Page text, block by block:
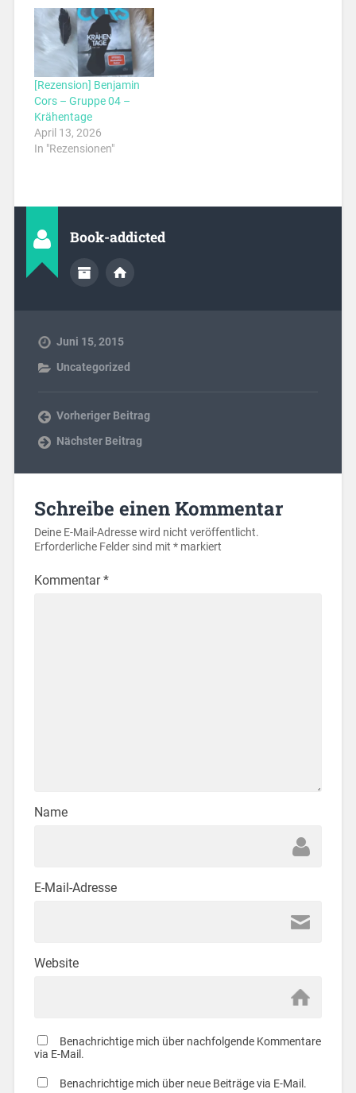
[Rezension] Benjamin
Cors – Gruppe 04 –
Krähentage
April 13, 2026
In "Rezensionen"
Book-addicted
Juni 15, 2015
Uncategorized
Vorheriger Beitrag
Nächster Beitrag
Schreibe einen Kommentar
Deine E-Mail-Adresse wird nicht veröffentlicht.
Erforderliche Felder sind mit *markiert
Kommentar*
Name
E-Mail-Adresse
Website
Benachrichtige mich über nachfolgende Kommentare
via E-Mail.
Benachrichtige mich über neue Beiträge via E-Mail.